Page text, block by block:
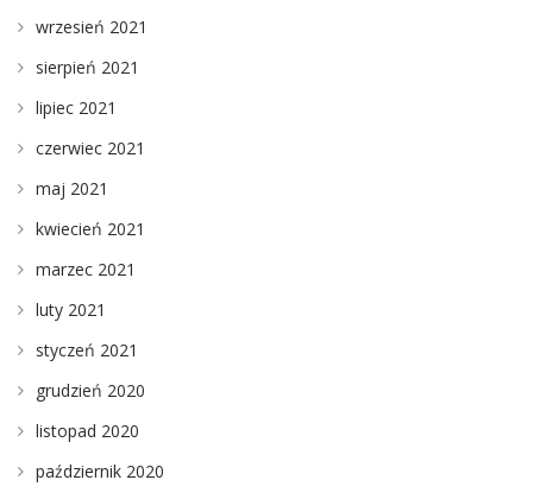
wrzesień 2021
sierpień 2021
lipiec 2021
czerwiec 2021
maj 2021
kwiecień 2021
marzec 2021
luty 2021
styczeń 2021
grudzień 2020
listopad 2020
październik 2020